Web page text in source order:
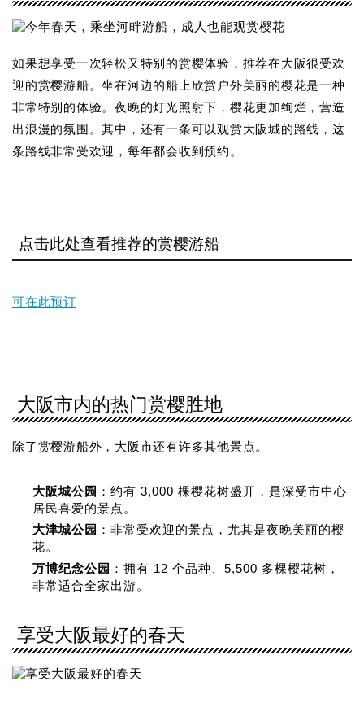
如果想享受一次轻松又特别的赏樱体验，推荐在大阪很受欢
迎的赏樱游船。坐在河边的船上欣赏户外美丽的樱花是一种
非常特别的体验。夜晚的灯光照射下，樱花更加绚烂，营造
出浪漫的氛围。其中，还有一条可以观赏大阪城的路线，这
条路线非常受欢迎，每年都会收到预约。
点击此处查看推荐的赏樱游船
可在此预订
大阪市内的热门赏樱胜地
除了赏樱游船外，大阪市还有许多其他景点。
大阪城公园 ：约有 3,000 棵樱花树盛开，是深受市中心
居民喜爱的景点。
大津城公园 ：非常受欢迎的景点，尤其是夜晚美丽的樱
花。
万博纪念公园 ：拥有 12 个品种、5,500 多棵樱花树，
非常适合全家出游。
享受大阪最好的春天